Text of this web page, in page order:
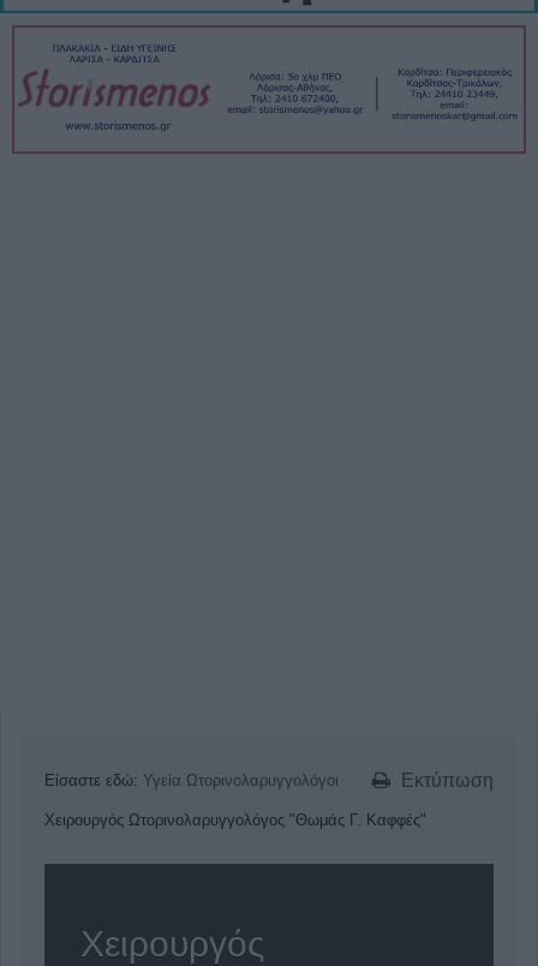
Εκτύπωση
Είσαστε εδώ: Υγεία Ωτορινολαρυγγολόγοι
Χειρουργός Ωτορινολαρυγγολόγος "Θωμάς Γ. Καφφές"
Χειρουργός